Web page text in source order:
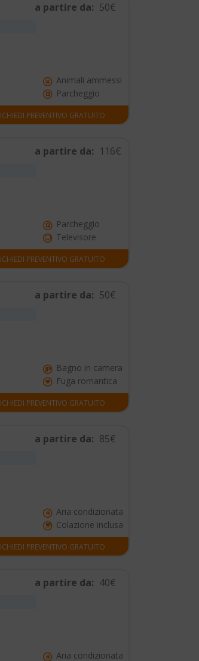
a partire da: 50€
Animali ammessi
Parcheggio
PREVENTIVO GRATUITO
a partire da: 116€
Parcheggio
Televisore
PREVENTIVO GRATUITO
a partire da: 50€
Bagno in camera
Fuga romantica
PREVENTIVO GRATUITO
a partire da: 85€
Aria condizionata
Colazione inclusa
PREVENTIVO GRATUITO
a partire da: 40€
Aria condizionata